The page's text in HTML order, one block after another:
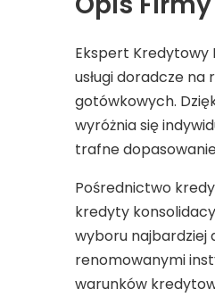
Ekspert Kredytowy
usługi doradcze
gotówkowych.
wyróżnia się
trafne
Pośrednictwo
kredyty
wyboru najbardziej
renomowanymi
warunków